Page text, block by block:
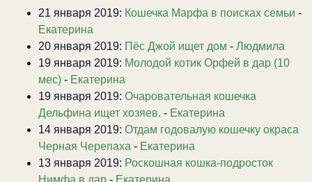
21 января 2019: Кошечка Марфа в поисках семьи -
Екатерина
20 января 2019: Пёс Джой ищет дом - Людмила
19 января 2019: Молодой котик Орфей в дар (10
мес) - Екатерина
19 января 2019: Очаровательная кошечка
Дельфина ищет хозяев. - Екатерина
14 января 2019: Отдам годовалую кошечку окраса
Черная Черепаха - Екатерина
13 января 2019: Роскошная кошка-подросток
Нимфа в дар - Екатерина